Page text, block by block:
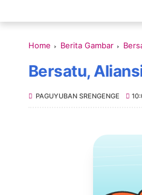
Home Berita Gambar
Bersatu,
PAGUYUBAN SRENGENGE